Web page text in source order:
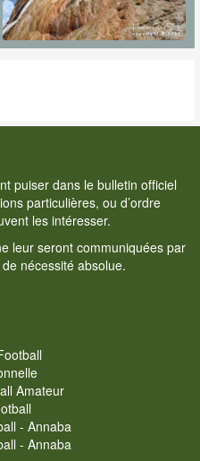
puiser dans le bulletin officiel
particulières, ou d’ordre
les intéresser.
leur seront communiquées par
de nécessité absolue.
Amateur
- Annaba
- Annaba